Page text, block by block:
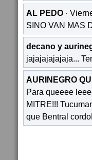
AL PEDO ·
SINO VAN MAS
decano y
jajajajajajaja...
AURINEGRO
Para queeee
MITRE!!!
que Bentral